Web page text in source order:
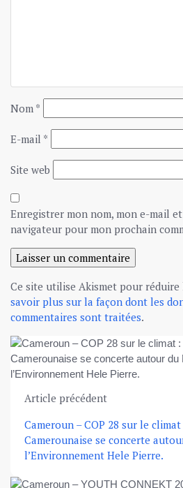
Nom *
E-mail *
Site web
Enregistrer mon nom, mon e-mail
navigateur pour mon prochain
Ce site utilise Akismet pour réduire
savoir plus sur la façon dont les
commentaires sont traitées.
Article précédent
Cameroun – COP 28 sur le
Camerounaise se concerte
l’Environnement Hele Pierre.